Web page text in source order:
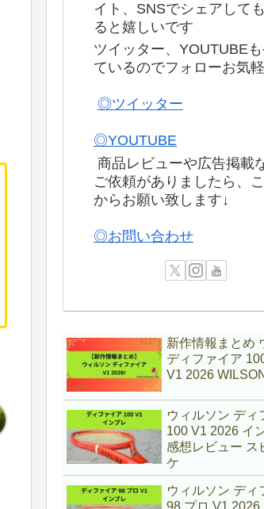
イト、SNSでシェアして
ると嬉しいです
ツイッター、YOUTUBE
ているのでフォローお気
◎ツイッター
◎YOUTUBE
商品レビューや広告掲載
ご依頼がありましたら、
からお願い致します↓
◎お問い合わせ
新作情報まとめ
ディファイア
V1 2026
ウィルソン ディ
100 V1 2026 イ
感想レビュー ス
ケ
ウィルソン ディ
98 プロ V1 2026